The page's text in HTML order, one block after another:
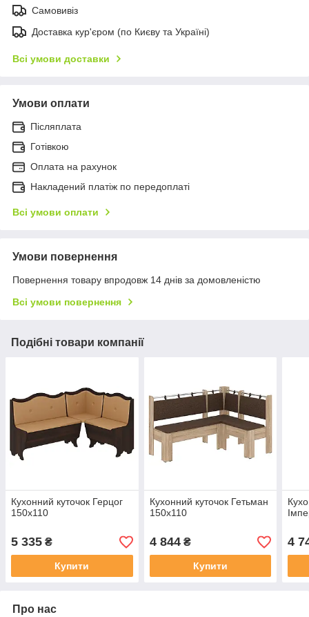
Самовивіз
Доставка кур'єром (по Києву та Україні)
Всі умови доставки
Умови оплати
Післяплата
Готівкою
Оплата на рахунок
Накладений платіж по передоплаті
Всі умови оплати
Умови повернення
Повернення товару впродовж 14 днів за домовленістю
Всі умови повернення
Подібні товари компанії
Кухонний куточок Герцог
150х110
5 335 ₴
Купити
Кухонний куточок Гетьман
150х110
4 844₴
Купити
4
Про нас